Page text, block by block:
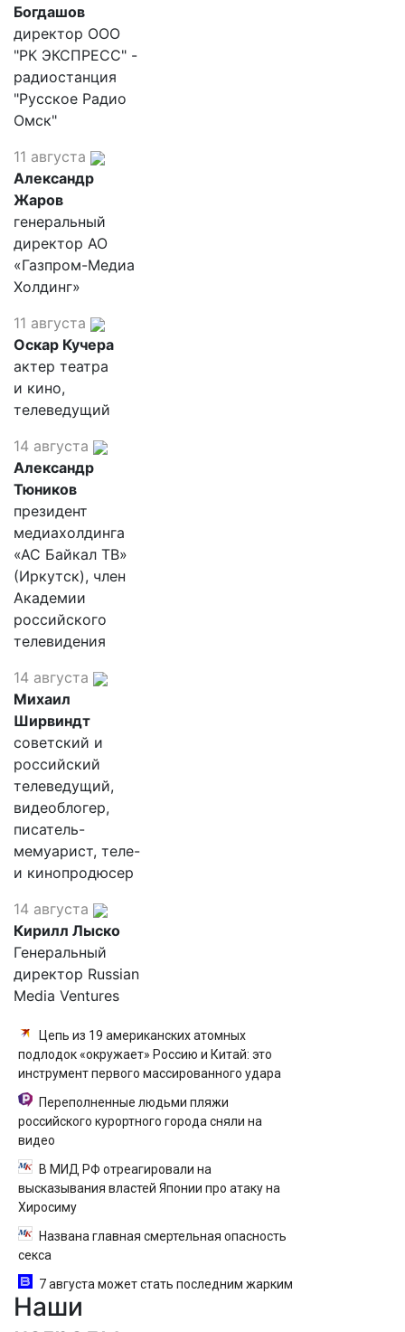
Богдашов
директор ООО
"РК ЭКСПРЕСС" -
радиостанция
"Русское Радио
Омск"
11 августа
Александр
Жаров
генеральный
директор АО
«Газпром-Медиа
Холдинг»
11 августа
Оскар Кучера
актер театра
и кино,
телеведущий
14 августа
Александр
Тюников
президент
медиахолдинга
«АС Байкал ТВ»
(Иркутск), член
Академии
российского
телевидения
14 августа
Михаил
Ширвиндт
советский и
российский
телеведущий,
видеоблогер,
писатель-
мемуарист, теле-
и кинопродюсер
14 августа
Кирилл Лыско
Генеральный
директор Russian
Media Ventures
Цепь из 19 американских атомных
подлодок «окружает» Россию и Китай: это
инструмент первого массированного удара
Переполненные людьми пляжи
российского курортного города сняли на
видео
В МИД РФ отреагировали на
высказывания властей Японии про атаку на
Хиросиму
Названа главная смертельная опасность
секса
7 августа может стать последним жарким
днем этого лета в Москве - Новости на
Наши